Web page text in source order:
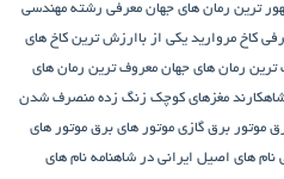
ترین رمان های جهان معرفی رشته مهندسی
کاخ مروارید یکی از باارزش ترین کاخ های
ترین رمان های جهان معروف ترین رمان های
مغزهای کوچک زنگ زده منصرف شدن
موتور برق گازی موتور های برق موتور های
نام های اصیل ایرانی در شاهنامه نام های